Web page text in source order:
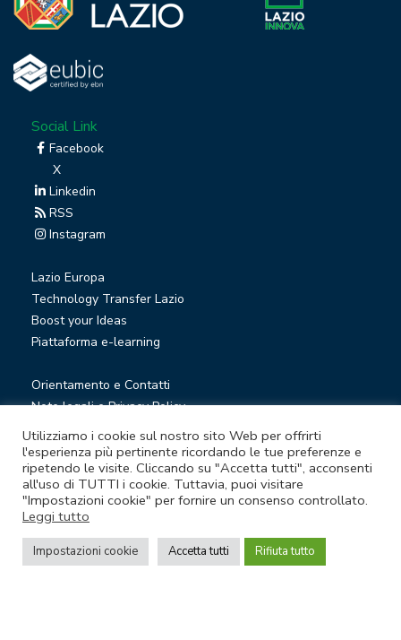
Social Link
Facebook
X
Linkedin
RSS
Instagram
Lazio Europa
Technology Transfer Lazio
Boost your Ideas
Piattaforma e-learning
Orientamento e Contatti
Note legali e Privacy Policy
Privacy Newsletter
Società trasparente
Whistleblowing
© Lazio Innova S.p.A. società soggetta a direzione e
coordinamento della Regione Lazio
Sede legale Via Marco Aurelio 26 A - 00184 Roma
Utilizziamo i cookie sul nostro sito Web per offrirti
l'esperienza più pertinente ricordando le tue preferenze e
ripetendo le visite. Cliccando su "Accetta tutti", acconsenti
all'uso di TUTTI i cookie. Tuttavia, puoi visitare
"Impostazioni cookie" per fornire un consenso controllato.
Leggi tutto
Impostazioni cookie Accetta tutti Rifiuta tutto